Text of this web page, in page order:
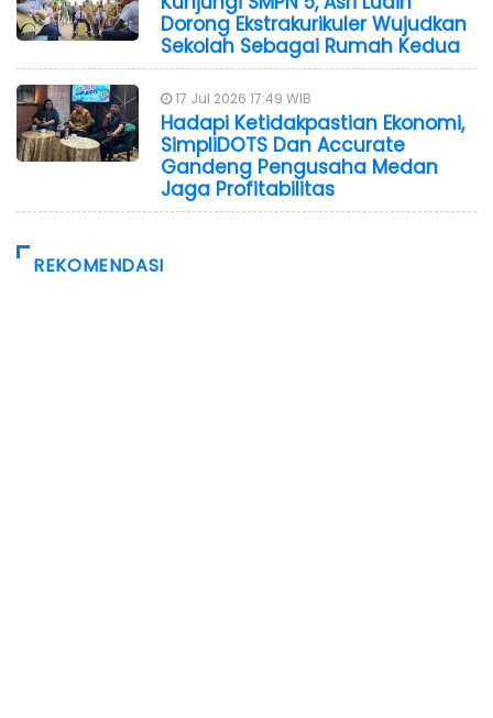
Dorong Ekstrakurikuler Wujudkan
Sekolah Sebagai Rumah Kedua
17 Jul 2026 17:49 WIB
Hadapi Ketidakpastian Ekonomi,
SimpliDOTS Dan Accurate
Gandeng Pengusaha Medan
Jaga Profitabilitas
REKOMENDASI